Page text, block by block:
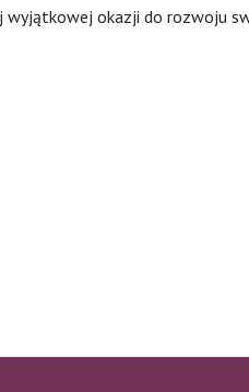
okazji do rozwoju